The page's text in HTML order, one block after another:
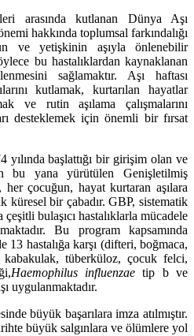
arasında kutlanan Dünya Aşı
hakkında toplumsal farkındalığı
ve yetişkinin aşıyla önlenebilir
bu hastalıklardan kaynaklanan
sağlamaktır. Aşı haftası
kutlamak, kurtarılan hayatlar
ve rutin aşılama çalışmalarını
desteklemek için önemli bir fırsat
başlattığı bir girişim olan ve
bu yana yürütülen Genişletilmiş
her çocuğun, hayat kurtaran aşılara
küresel bir çabadır. GBP, sistematik
çeşitli bulaşıcı hastalıklarla mücadele
Bu program kapsamında
hastalığa karşı (difteri, boğmaca,
kabakulak, tüberküloz, çocuk felci,
Haemophilus influenzaetip b ve
uygulanmaktadır.
büyük başarılara imza atılmıştır.
büyük salgınlara ve ölümlere yol